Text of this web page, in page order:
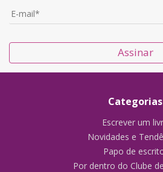
Assinar
Categorias
Escrever um
Novidades e
Papo de
Por dentro do Clube